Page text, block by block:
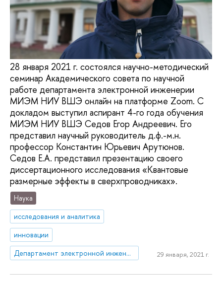
28 января 2021 г. состоялся научно-методический
семинар Академического совета по научной
работе департамента электронной инженерии
МИЭМ НИУ ВШЭ онлайн на платформе Zoom. C
докладом выступил аспирант 4-го года обучения
МИЭМ НИУ ВШЭ Седов Егор Андреевич. Его
представил научный руководитель д.ф.-м.н.
профессор Константин Юрьевич Арутюнов.
Седов Е.А. представил презентацию своего
диссертационного исследования «Квантовые
размерные эффекты в сверхпроводниках».
Наука
исследования и аналитика
инновации
Департамент электронной инженерии
29 января, 2021 г.